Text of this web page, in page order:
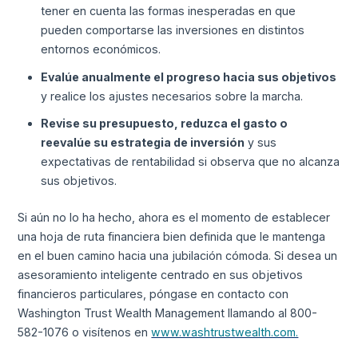
tener en cuenta las formas inesperadas en que
pueden comportarse las inversiones en distintos
entornos económicos.
Evalúe anualmente el progreso hacia sus objetivos
y realice los ajustes necesarios sobre la marcha.
Revise su presupuesto, reduzca el gasto o
reevalúe su estrategia de inversión y sus
expectativas de rentabilidad si observa que no alcanza
sus objetivos.
Si aún no lo ha hecho, ahora es el momento de establecer
una hoja de ruta financiera bien definida que le mantenga
en el buen camino hacia una jubilación cómoda. Si desea un
asesoramiento inteligente centrado en sus objetivos
financieros particulares, póngase en contacto con
Washington Trust Wealth Management llamando al 800-
582-1076 o visítenos enwww.washtrustwealth.com.